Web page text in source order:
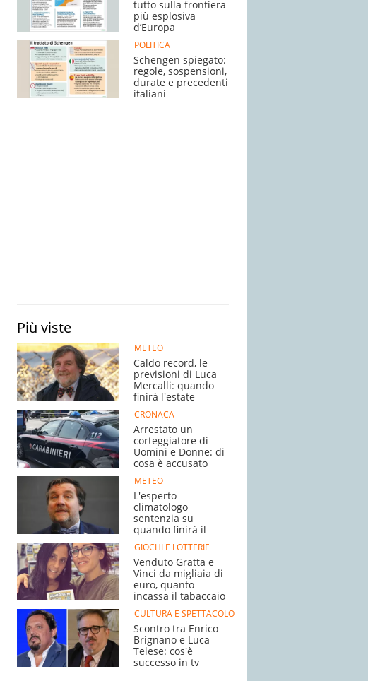
tutto sulla frontiera
più esplosiva
d’Europa
POLITICA
Schengen spiegato:
regole, sospensioni,
durate e precedenti
italiani
Più viste
METEO
Caldo record, le
previsioni di Luca
Mercalli: quando
finirà l'estate
CRONACA
Arrestato un
corteggiatore di
Uomini e Donne: di
cosa è accusato
METEO
L'esperto
climatologo
sentenzia su
quando finirà il
caldo
GIOCHI E LOTTERIE
Venduto Gratta e
Vinci da migliaia di
euro, quanto
incassa il tabaccaio
CULTURA E SPETTACOLO
Scontro tra Enrico
Brignano e Luca
Telese: cos'è
successo in tv